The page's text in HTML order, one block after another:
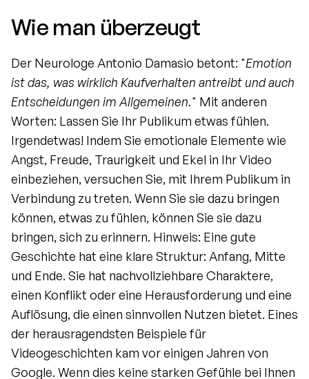
Wie man überzeugt
Der Neurologe Antonio Damasio betont: "Emotion
ist das, was wirklich Kaufverhalten antreibt und auch
Entscheidungen im Allgemeinen." Mit anderen
Worten: Lassen Sie Ihr Publikum etwas fühlen.
Irgendetwas! Indem Sie emotionale Elemente wie
Angst, Freude, Traurigkeit und Ekel in Ihr Video
einbeziehen, versuchen Sie, mit Ihrem Publikum in
Verbindung zu treten. Wenn Sie sie dazu bringen
können, etwas zu fühlen, können Sie sie dazu
bringen, sich zu erinnern. Hinweis: Eine gute
Geschichte hat eine klare Struktur: Anfang, Mitte
und Ende. Sie hat nachvollziehbare Charaktere,
einen Konflikt oder eine Herausforderung und eine
Auflösung, die einen sinnvollen Nutzen bietet. Eines
der herausragendsten Beispiele für
Videogeschichten kam vor einigen Jahren von
Google. Wenn dies keine starken Gefühle bei Ihnen